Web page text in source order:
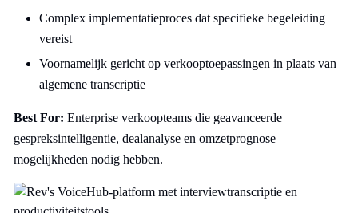
Complex implementatieproces dat specifieke begeleiding
vereist
Voornamelijk gericht op verkooptoepassingen in plaats van
algemene transcriptie
Best For: Enterprise verkoopteams die geavanceerde
gespreksintelligentie, dealanalyse en omzetprognose
mogelijkheden nodig hebben.